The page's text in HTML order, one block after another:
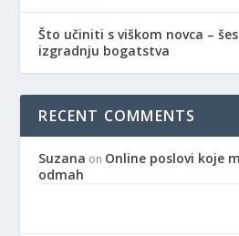
Što učiniti s viškom novca –
izgradnju bogatstva
RECENT COMMENTS
Suzana on Online poslovi koje
odmah